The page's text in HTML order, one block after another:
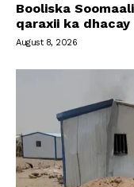
Booliska
qaraxii ka dhacay
August 8, 2026